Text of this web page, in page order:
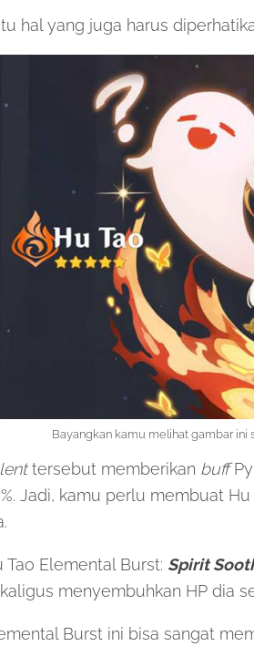
hal yang juga harus
Bayangkan kamu melihat gambar ini
tersebut memberikan buff
Jadi, kamu perlu membuat Hu
Tao Elemental Burst: Spirit
menyembuhkan HP dia
Burst ini bisa sangat